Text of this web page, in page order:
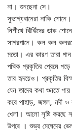
না। শুনছেনা সে।
সুভাগ্যবানেরা নাকি
নিশীথে ঝিঁঝিঁদের ডাক
সাগরপানে। কল কল
মতো। এর কারণ তারা
পথিক প্রকৃতির প্রেমে
তার হৃদয়েও। প্রকৃতির
যেন তাদের কথা শুনতে
করে পাহাড়, জঙ্গল, নদী ও
খেলা। আলো সৃষ্টি করছে
উপরে । শুভ্র মেঘেদের